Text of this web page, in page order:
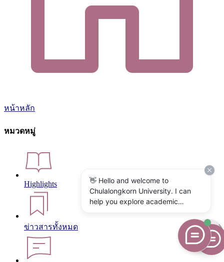
หน้าหลัก
หมวดหมู่
Highlights
ข่าวสารทั้งหมด
👋 Hello and welcome to
Chulalongkorn University. I can
help you explore academic